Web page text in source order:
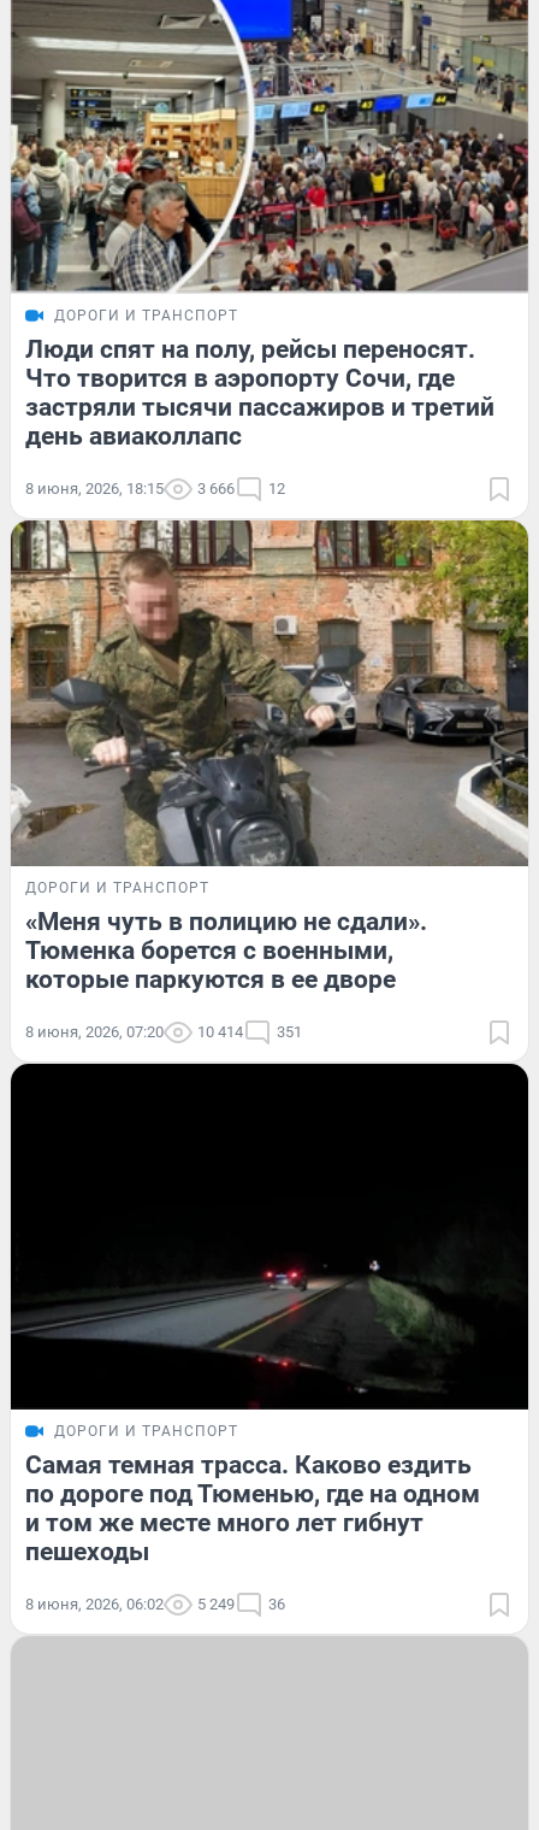
ДОРОГИ И ТРАНСПОРТ
Люди спят на полу, рейсы переносят.
Что творится в аэропорту Сочи, где
застряли тысячи пассажиров и третий
день авиаколлапс
8 июня, 2026, 18:15 3 666 12
ДОРОГИ И ТРАНСПОРТ
«Меня чуть в полицию не сдали».
Тюменка борется с военными,
которые паркуются в ее дворе
8 июня, 2026, 07:20 10 414 351
ДОРОГИ И ТРАНСПОРТ
Самая темная трасса. Каково ездить
по дороге под Тюменью, где на одном
и том же месте много лет гибнут
пешеходы
8 июня, 2026, 06:02 5 249 36